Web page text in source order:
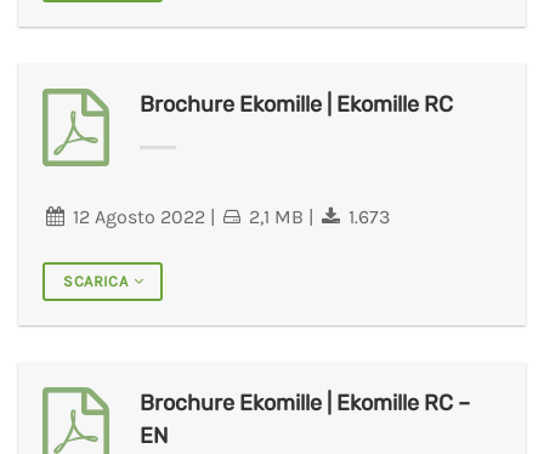
Brochure Ekomille | Ekomille RC
12 Agosto 2022| 2,1 MB | 1.673
SCARICA
Brochure Ekomille | Ekomille RC –
EN